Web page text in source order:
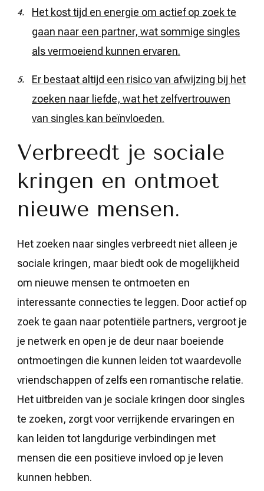
Het kost tijd en energie om actief op zoek te
gaan naar een partner, wat sommige singles
als vermoeiend kunnen ervaren.
Er bestaat altijd een risico van afwijzing bij het
zoeken naar liefde, wat het zelfvertrouwen
van singles kan beïnvloeden.
Verbreedt je sociale
kringen en ontmoet
nieuwe mensen.
Het zoeken naar singles verbreedt niet alleen je
sociale kringen, maar biedt ook de mogelijkheid
om nieuwe mensen te ontmoeten en
interessante connecties te leggen. Door actief op
zoek te gaan naar potentiële partners, vergroot je
je netwerk en open je de deur naar boeiende
ontmoetingen die kunnen leiden tot waardevolle
vriendschappen of zelfs een romantische relatie.
Het uitbreiden van je sociale kringen door singles
te zoeken, zorgt voor verrijkende ervaringen en
kan leiden tot langdurige verbindingen met
mensen die een positieve invloed op je leven
kunnen hebben.